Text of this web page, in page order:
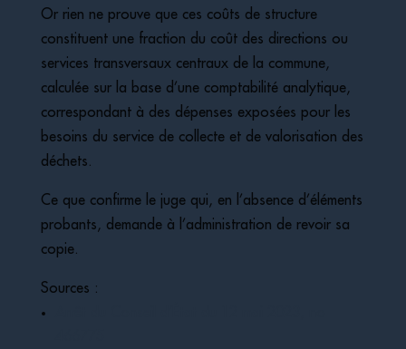
Or rien ne prouve que ces coûts de structure
constituent une fraction du coût des directions ou
services transversaux centraux de la commune,
calculée sur la base d’une comptabilité analytique,
correspondant à des dépenses exposées pour les
besoins du service de collecte et de valorisation des
déchets.
Ce que confirme le juge qui, en l’absence d’éléments
probants, demande à l’administration de revoir sa
copie.
Sources :